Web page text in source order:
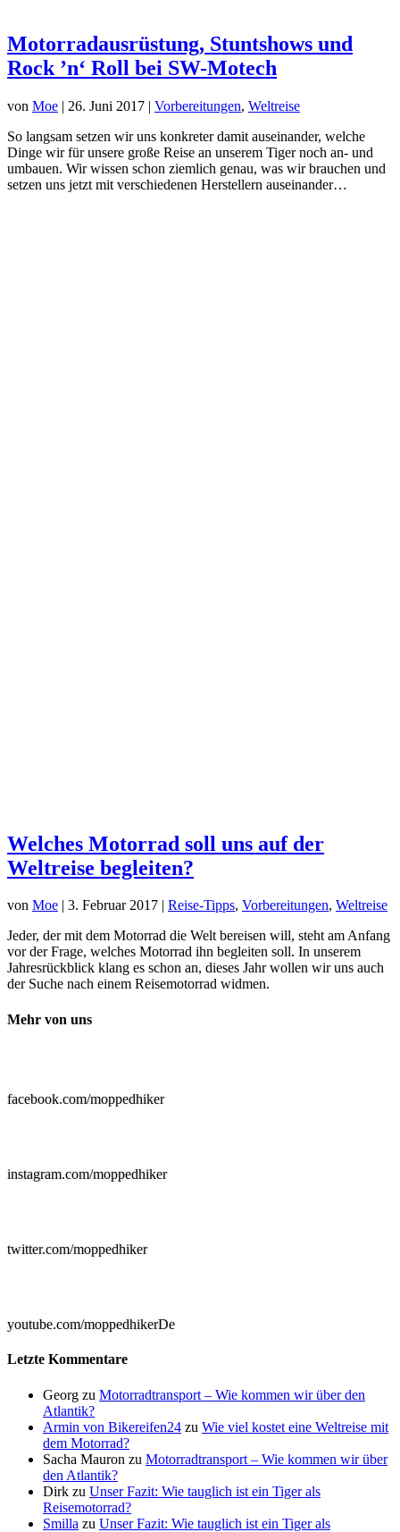
Motorradausrüstung, Stuntshows und
Rock ’n‘ Roll bei SW-Motech
von Moe | 26. Juni 2017 | Vorbereitungen, Weltreise
So langsam setzen wir uns konkreter damit auseinander, welche
Dinge wir für unsere große Reise an unserem Tiger noch an- und
umbauen. Wir wissen schon ziemlich genau, was wir brauchen und
setzen uns jetzt mit verschiedenen Herstellern auseinander…
Welches Motorrad soll uns auf der
Weltreise begleiten?
von Moe | 3. Februar 2017 | Reise-Tipps, Vorbereitungen, Weltreise
Jeder, der mit dem Motorrad die Welt bereisen will, steht am Anfang
vor der Frage, welches Motorrad ihn begleiten soll. In unserem
Jahresrückblick klang es schon an, dieses Jahr wollen wir uns auch
der Suche nach einem Reisemotorrad widmen.
Mehr von uns
facebook.com/moppedhiker
instagram.com/moppedhiker
twitter.com/moppedhiker
youtube.com/moppedhikerDe
Letzte Kommentare
Georg zu Motorradtransport – Wie kommen wir über den
Atlantik?
Armin von Bikereifen24 zu Wie viel kostet eine Weltreise mit
dem Motorrad?
Sacha Mauron zu Motorradtransport – Wie kommen wir über
den Atlantik?
Dirk zu Unser Fazit: Wie tauglich ist ein Tiger als
Reisemotorrad?
Smilla zu Unser Fazit: Wie tauglich ist ein Tiger als